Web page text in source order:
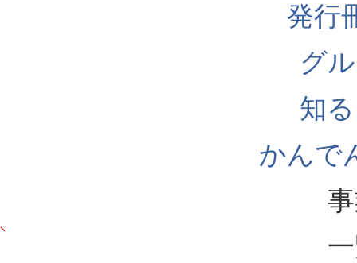
発行
グ
知
かんで